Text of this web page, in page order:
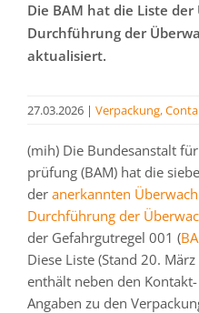
Die BAM hat die Liste
Durchführung der
aktualisiert.
27.03.2026 | Verpackung,
(mih) Die Bundesanstalt
prüfung (BAM) hat die
der anerkannten
Durchführung der
der Gefahrgutregel 001 (
Diese Liste (Stand 20.
enthält neben den
Angaben zu den